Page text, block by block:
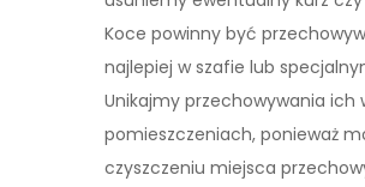
Koce powinny być
najlepiej w szafie lub
Unikajmy przechowywania ich
pomieszczeniach, ponieważ
czyszczeniu miejsca